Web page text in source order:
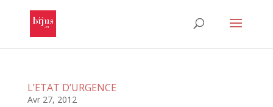
L’ETAT D’URGENCE
Avr 27, 2012